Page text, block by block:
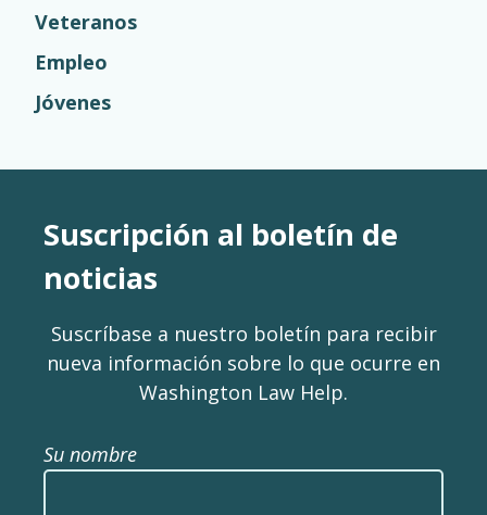
Veteranos
Empleo
Jóvenes
Suscripción al boletín de
noticias
Suscríbase a nuestro boletín para recibir
nueva información sobre lo que ocurre en
Washington Law Help.
Su nombre